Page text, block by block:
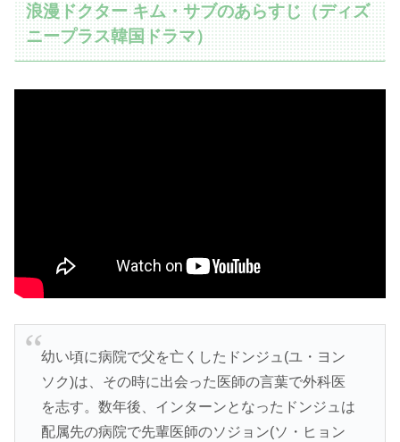
浪漫ドクター キム・サブのあらすじ（ディズ
ニープラス韓国ドラマ）
幼い頃に病院で父を亡くしたドンジュ(ユ・ヨン
ソク)は、その時に出会った医師の言葉で外科医
を志す。数年後、インターンとなったドンジュは
配属先の病院で先輩医師のソジョン(ソ・ヒョン